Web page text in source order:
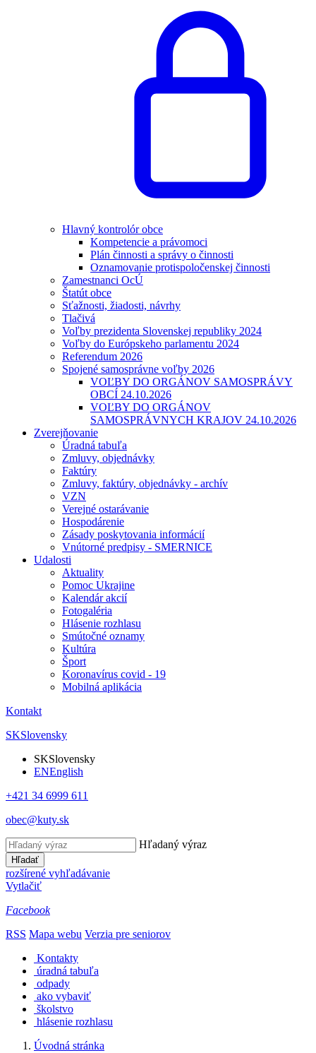
Hlavný kontrolór obce
Kompetencie a právomoci
Plán činnosti a správy o činnosti
Oznamovanie protispoločenskej činnosti
Zamestnanci OcÚ
Štatút obce
Sťažnosti, žiadosti, návrhy
Tlačivá
Voľby prezidenta Slovenskej republiky 2024
Voľby do Európskeho parlamentu 2024
Referendum 2026
Spojené samosprávne voľby 2026
VOĽBY DO ORGÁNOV SAMOSPRÁVY
OBCÍ 24.10.2026
VOĽBY DO ORGÁNOV
SAMOSPRÁVNYCH KRAJOV 24.10.2026
Zverejňovanie
Úradná tabuľa
Zmluvy, objednávky
Faktúry
Zmluvy, faktúry, objednávky - archív
VZN
Verejné ostarávanie
Hospodárenie
Zásady poskytovania informácií
Vnútorné predpisy - SMERNICE
Udalosti
Aktuality
Pomoc Ukrajine
Kalendár akcií
Fotogaléria
Hlásenie rozhlasu
Smútočné oznamy
Kultúra
Šport
Koronavírus covid - 19
Mobilná aplikácia
Kontakt
SKSlovensky
SKSlovensky
ENEnglish
+421 34 6999 611
obec@kuty.sk
Hľadaný výraz
Hľadať
rozšírené vyhľadávanie
Vytlačiť
Facebook
RSS Mapa webu Verzia pre seniorov
Kontakty
úradná tabuľa
odpady
ako vybaviť
školstvo
hlásenie rozhlasu
Úvodná stránka